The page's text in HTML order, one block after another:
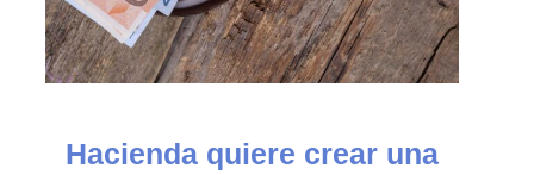
Hacienda quiere crear una